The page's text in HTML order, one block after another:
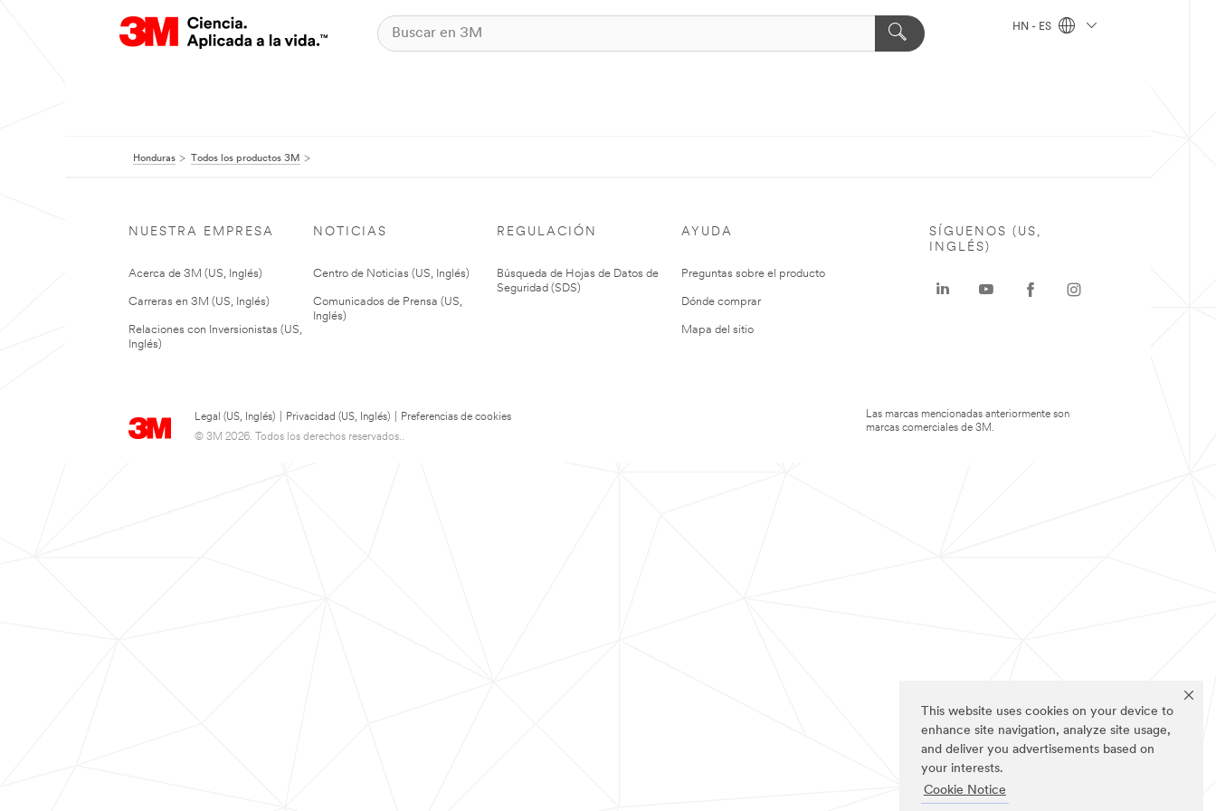
This website uses cookies on your device to
enhance site navigation, analyze site usage,
and deliver you advertisements based on
your interests.
Cookie Notice
HN - ES
Honduras Todos los productos 3M
NUESTRA EMPRESA
Acerca de 3M (US, Inglés)
Carreras en 3M (US, Inglés)
Relaciones con Inversionistas (US,
Inglés)
NOTICIAS
Centro de Noticias (US, Inglés)
Comunicados de Prensa (US,
Inglés)
REGULACIÓN
Búsqueda de Hojas de Datos de
Seguridad (SDS)
AYUDA
Preguntas sobre el producto
Dónde comprar
Mapa del sitio
Legal (US, Inglés) Privacidad (US, Inglés)
Preferencias de cookies
© 3M 2026. Todos los derechos reservados..
SÍGUENOS (US,
INGLÉS)
Las marcas mencionadas anteriormente son
marcas comerciales de 3M.